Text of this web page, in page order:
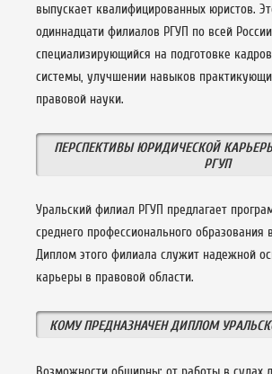
выпускает квалифицированных юристов.
одиннадцати филиалов РГУП по всей
специализирующийся на подготовке
системы, улучшении навыков
правовой науки.
ПЕРСПЕКТИВЫ ЮРИДИЧЕСКОЙ
РГУП
Уральский филиал РГУП предлагает
среднего профессионального образования
Диплом этого филиала служит надежной
карьеры в правовой области.
КОМУ ПРЕДНАЗНАЧЕН ДИПЛОМ